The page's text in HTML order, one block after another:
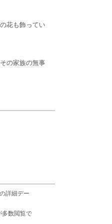
花も飾ってい
の家族の無事
詳細デー
多数閲覧で